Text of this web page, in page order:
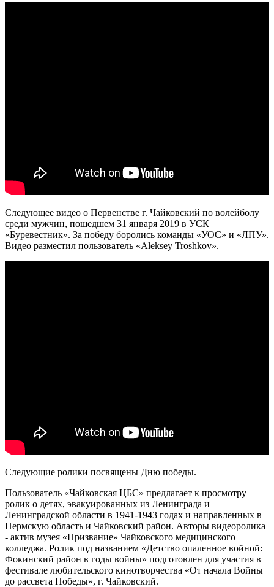
Следующее видео о Первенстве г. Чайковский по волейболу
среди мужчин, пошедшем 31 января 2019 в УСК
«Буревестник». За победу боролись команды «УОС» и «ЛПУ».
Видео разместил пользователь «Aleksey Troshkov».
Следующие ролики посвящены Дню победы.
Пользователь «Чайковская ЦБС» предлагает к просмотру
ролик о детях, эвакуированных из Ленинграда и
Ленинградской области в 1941-1943 годах и направленных в
Пермскую область и Чайковский район. Авторы видеоролика
- актив музея «Призвание» Чайковского медицинского
колледжа. Ролик под названием «Детство опаленное войной:
Фокинский район в годы войны» подготовлен для участия в
фестивале любительского кинотворчества «От начала Войны
до рассвета Победы», г. Чайковский.